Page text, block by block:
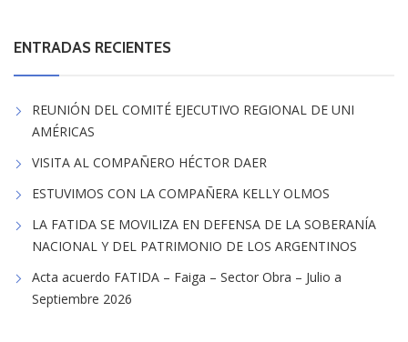
ENTRADAS RECIENTES
REUNIÓN DEL COMITÉ EJECUTIVO REGIONAL DE UNI
AMÉRICAS
VISITA AL COMPAÑERO HÉCTOR DAER
ESTUVIMOS CON LA COMPAÑERA KELLY OLMOS
LA FATIDA SE MOVILIZA EN DEFENSA DE LA SOBERANÍA
NACIONAL Y DEL PATRIMONIO DE LOS ARGENTINOS
Acta acuerdo FATIDA – Faiga – Sector Obra – Julio a
Septiembre 2026